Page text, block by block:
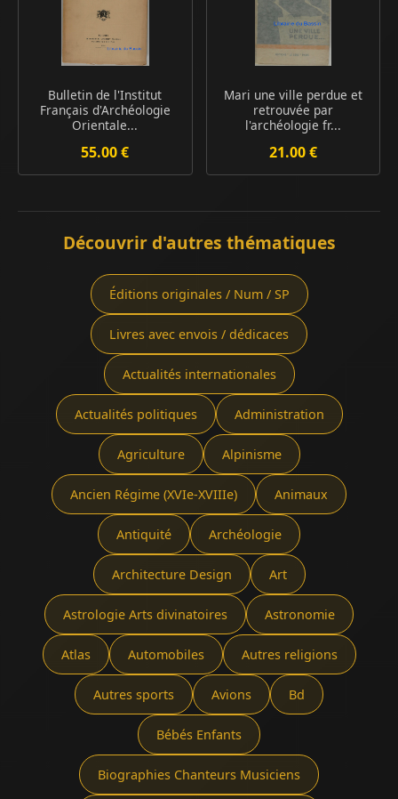
Bulletin de l'Institut
Français d'Archéologie
Orientale...
55.00 €
Mari une ville perdue et
retrouvée par
l'archéologie fr...
21.00 €
Découvrir d'autres thématiques
Éditions originales / Num / SP
Livres avec envois / dédicaces
Actualités internationales
Actualités politiques Administration
Agriculture Alpinisme
Ancien Régime (XVIe-XVIIIe) Animaux
Antiquité Archéologie
Architecture Design Art
Astrologie Arts divinatoires Astronomie
Atlas Automobiles Autres religions
Autres sports Avions Bd
Bébés Enfants
Biographies Chanteurs Musiciens